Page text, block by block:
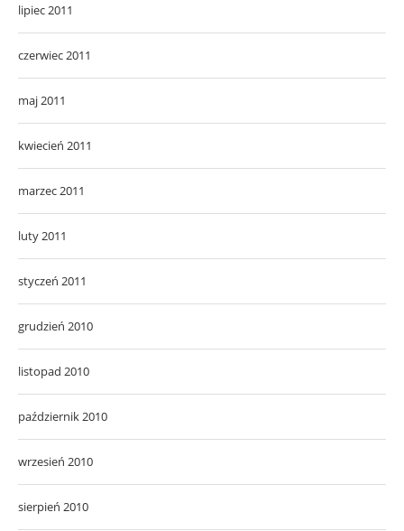
lipiec 2011
czerwiec 2011
maj 2011
kwiecień 2011
marzec 2011
luty 2011
styczeń 2011
grudzień 2010
listopad 2010
październik 2010
wrzesień 2010
sierpień 2010